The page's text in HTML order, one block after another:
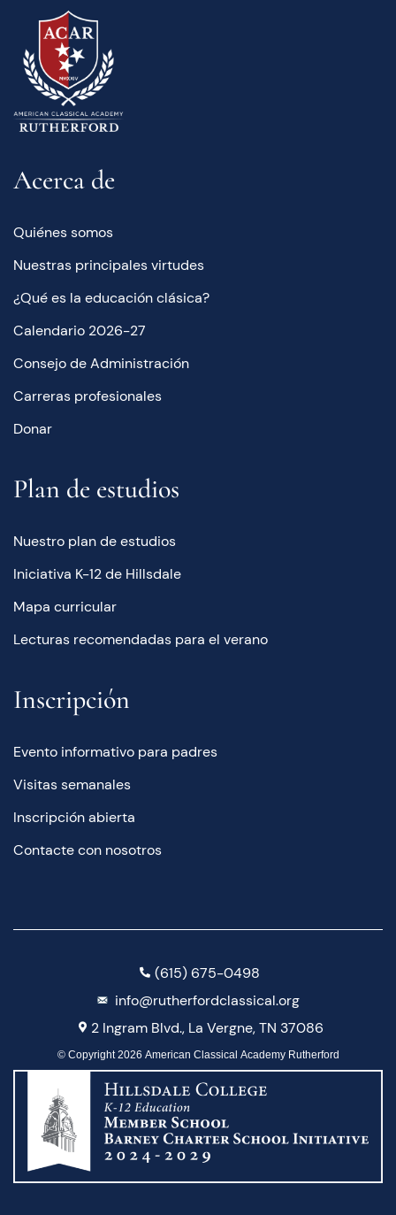
Acerca de
Quiénes somos
Nuestras principales virtudes
¿Qué es la educación clásica?
Calendario 2026-27
Consejo de Administración
Carreras profesionales
Donar
Plan de estudios
Nuestro plan de estudios
Iniciativa K-12 de Hillsdale
Mapa curricular
Lecturas recomendadas para el verano
Inscripción
Evento informativo para padres
Visitas semanales
Inscripción abierta
Contacte con nosotros
(615) 675-0498
info@rutherfordclassical.org
2 Ingram Blvd., La Vergne, TN 37086
© Copyright 2026 American Classical Academy Rutherford